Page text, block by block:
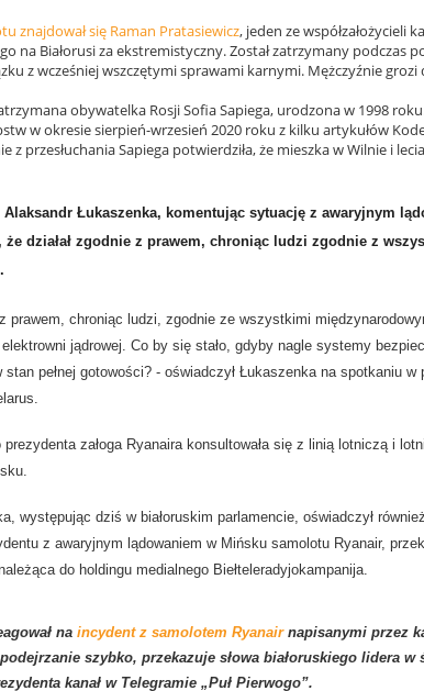
znajdował się Raman Pratasiewicz, jeden ze współzałożycieli
na Białorusi za ekstremistyczny. Został zatrzymany podczas
z wcześniej wszczętymi sprawami karnymi. Mężczyźnie
obywatelka Rosji Sofia Sapiega, urodzona w 1998
w okresie sierpień-wrzesień 2020 roku z kilku artykułów
przesłuchania Sapiega potwierdziła, że mieszka w Wilnie i
Alaksandr Łukaszenka, komentując sytuację z awaryjnym
że działał zgodnie z prawem, chroniąc ludzi zgodnie z
z prawem, chroniąc ludzi, zgodnie ze wszystkimi
jądrowej. Co by się stało, gdyby nagle systemy
stan pełnej gotowości? - oświadczył Łukaszenka na spotkaniu w
prezydenta załoga Ryanaira konsultowała się z linią lotniczą i
występując dziś w białoruskim parlamencie, oświadczył
z awaryjnym lądowaniem w Mińsku samolotu Ryanair,
do holdingu medialnego Biełteleradyjokampanija.
na incydent z samolotem Ryanairnapisanymi przez
szybko, przekazuje słowa białoruskiego lidera w
kanał w Telegramie „Puł Pierwogo”.